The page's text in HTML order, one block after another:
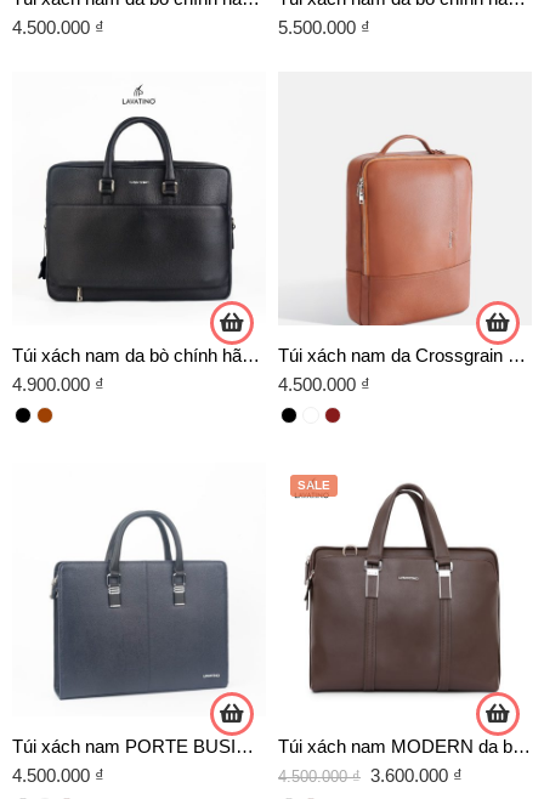
4.500.000 ₫ 5.500.000 ₫
Túi xách nam da bò chính hãng HB05
4.900.000 ₫
Túi xách nam da Crossgrain kết hợp balo chính hãng Lavatino – HB04
4.500.000 ₫
Túi xách nam PORTE BUSINESS BAG da Crossgrain chính hãng Lavatino – HB03
4.500.000 ₫
SALE
Túi xách nam MODERN da bò chính hãng Lavatino – HB02
4.500.000₫ 3.600.000 ₫